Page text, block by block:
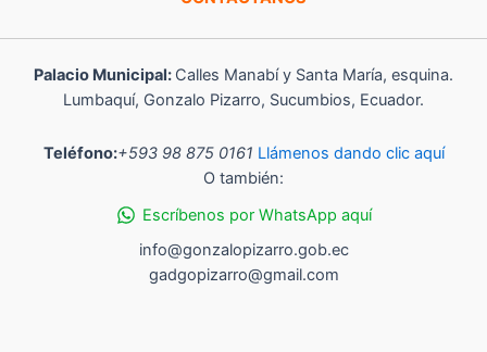
Palacio Municipal: Calles Manabí y Santa María, esquina.
Lumbaquí, Gonzalo Pizarro, Sucumbios, Ecuador.
Teléfono:+593 98 875 0161 Llámenos dando clic aquí
O también:
Escríbenos por WhatsApp aquí
info@gonzalopizarro.gob.ec
gadgopizarro@gmail.com